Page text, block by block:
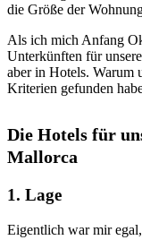
die Größe der
Als ich mich Anfang
Unterkünften für
aber in Hotels. Warum
Kriterien gefunden
Die Hotels für
Mallorca
1. Lage
Eigentlich war mir